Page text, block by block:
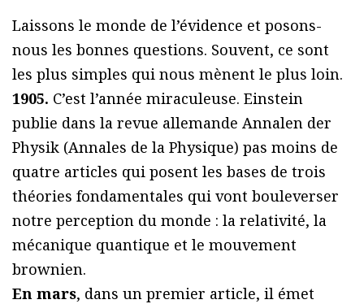
Laissons le monde de l’évidence et posons-
nous les bonnes questions. Souvent, ce sont
les plus simples qui nous mènent le plus loin.
1905. C’est l’année miraculeuse. Einstein
publie dans la revue allemande Annalen der
Physik (Annales de la Physique) pas moins de
quatre articles qui posent les bases de trois
théories fondamentales qui vont bouleverser
notre perception du monde : la relativité, la
mécanique quantique et le mouvement
brownien.
En mars, dans un premier article, il émet